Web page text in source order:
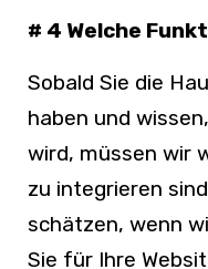
# 4 Welche
Sobald Sie die
haben und
wird, müssen wir
zu integrieren
schätzen, wenn
Sie für Ihre